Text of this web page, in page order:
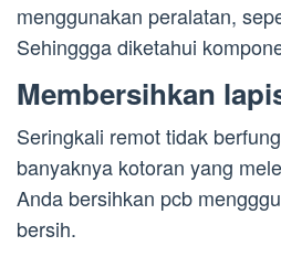
menggunakan peralatan,
Sehinggga diketahui
Membersihkan
Seringkali remot tidak
banyaknya kotoran yang
Anda bersihkan pcb
bersih.